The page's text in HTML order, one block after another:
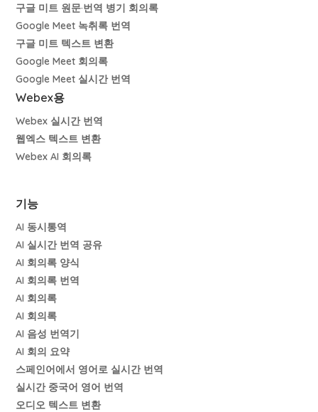
구글 미트 원문·번역 병기 회의록
Google Meet 녹취록 번역
구글 미트 텍스트 변환
Google Meet 회의록
Google Meet 실시간 번역
Webex용
Webex 실시간 번역
웹엑스 텍스트 변환
Webex AI 회의록
기능
AI 동시통역
AI 실시간 번역 공유
AI 회의록 양식
AI 회의록 번역
AI 회의록
AI 회의록
AI 음성 번역기
AI 회의 요약
스페인어에서 영어로 실시간 번역
실시간 중국어 영어 번역
오디오 텍스트 변환